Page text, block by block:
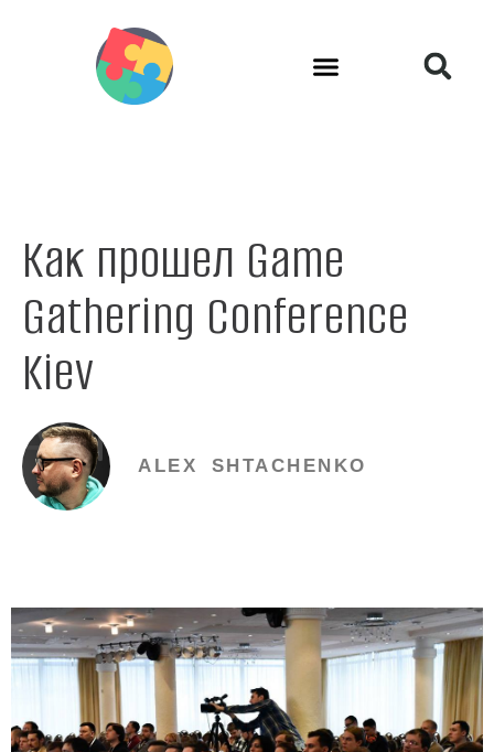
Как прошел Game
Gathering Conference
Kiev
ALEX SHTACHENKO